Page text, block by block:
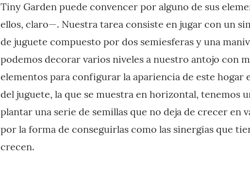
Tiny Garden puede convencer por alguno de sus
ellos, claro—. Nuestra tarea consiste en jugar con un
de juguete compuesto por dos semiesferas y una
podemos decorar varios niveles a nuestro antojo con
elementos para configurar la apariencia de este hogar
del juguete, la que se muestra en horizontal, tenemos
plantar una serie de semillas que no deja de crecer en
por la forma de conseguirlas como las sinergias que
crecen.